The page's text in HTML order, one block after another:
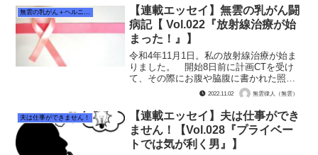
か居ない。ちょっとした妙な音にもビク
ッとする。もっとイビキ...
無雲の乳がん＋ヘルニア闘病記
【連載エッセイ】無雲の乳がん闘
病記【 Vol.022『放射線治療が始
まった！』】
令和4年11月1日。私の放射線治療が始ま
りました。 開始8日前に計画CTを受け
て、その際にお腹や脇腹に書かれた照射
ポイントを定める線は、その間に消えて
しまっていた。だから、当日は少し早く
来るようにと言われていました。 放射
線治療は私の場合は...
2022.11.02 無雲律人（無雲）
夫は仕事ができません！
【連載エッセイ】夫は仕事ができ
ません！【Vol.028『プライベー
トでは気が利く男』】